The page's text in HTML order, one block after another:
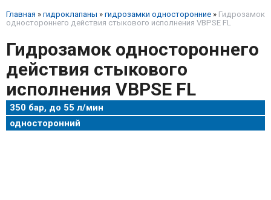
Главная » гидроклапаны » гидрозамки односторонние » Гидрозамок
одностороннего действия стыкового исполнения VBPSE FL
Гидрозамок одностороннего
действия стыкового
исполнения VBPSE FL
350 бар, до 55 л/мин
односторонний